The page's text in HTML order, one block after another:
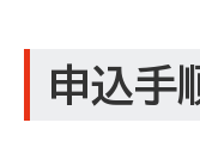
申込手